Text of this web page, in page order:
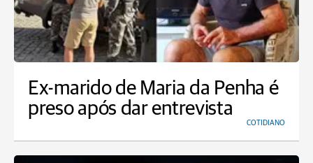
Ex-marido de Maria da Penha é
preso após dar entrevista
COTIDIANO